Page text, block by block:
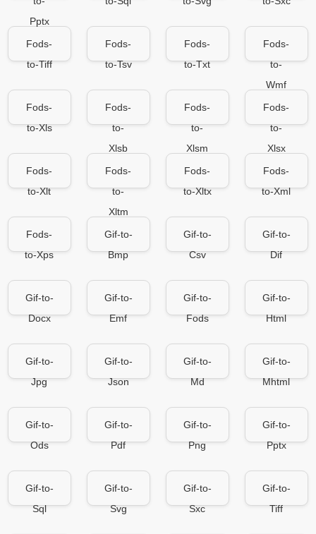
Pptx
Fods-
to-Tiff
Fods-
to-Tsv
Fods-
to-Txt
Fods-
to-
Wmf
Fods-
to-Xls
Fods-
to-
Xlsb
Fods-
to-
Xlsm
Fods-
to-
Xlsx
Fods-
to-Xlt
Fods-
to-
Xltm
Fods-
to-Xltx
Fods-
to-Xml
Fods-
to-Xps
Gif-to-
Bmp
Gif-to-
Csv
Gif-to-
Dif
Gif-to-
Docx
Gif-to-
Emf
Gif-to-
Fods
Gif-to-
Html
Gif-to-
Jpg
Gif-to-
Json
Gif-to-
Md
Gif-to-
Mhtml
Gif-to-
Ods
Gif-to-
Pdf
Gif-to-
Png
Gif-to-
Pptx
Gif-to-
Sql
Gif-to-
Svg
Gif-to-
Sxc
Gif-to-
Tiff